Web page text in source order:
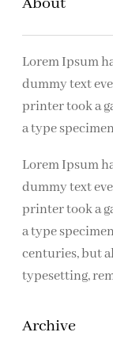
n
Lorem Ipsum
dummy text
printer took a
a type
Lorem Ipsum
dummy text
printer took a
a type
centuries, but
typesetting,
Archive